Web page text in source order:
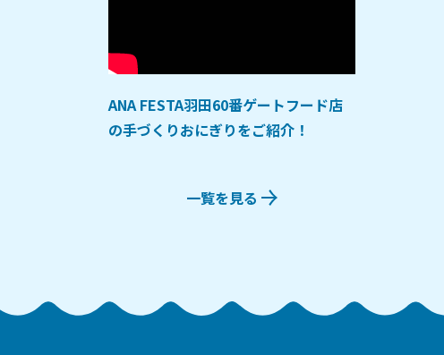
ANA FESTA羽田60番ゲートフード店
の手づくりおにぎりをご紹介！
一覧を見る